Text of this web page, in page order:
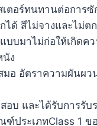
เตอร์ทนทานต่อการซั
ได้ สีไม่จางและไม่ตก
บบมาไม่ก่อให้เกิดค
นัง
มอ อัตราความผันผว
อบ และได้รับการรับ
ฑ์ประเภทClass 1 ข